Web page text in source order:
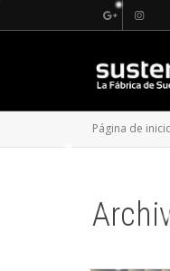
Página de